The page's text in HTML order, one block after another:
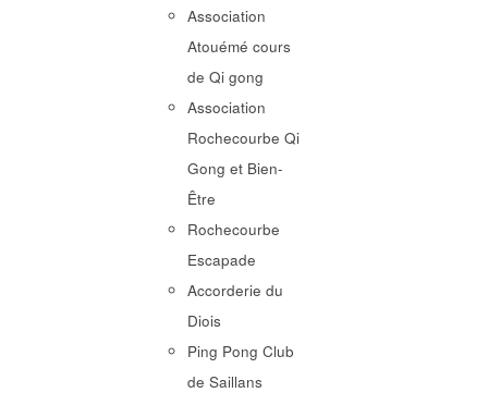
Association
Atouémé cours
de Qi gong
Association
Rochecourbe Qi
Gong et Bien-
Être
Rochecourbe
Escapade
Accorderie du
Diois
Ping Pong Club
de Saillans